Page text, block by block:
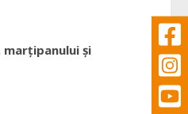
și